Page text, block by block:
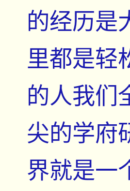
的经历是
里都是轻
的人我们
尖的学府
界就是一